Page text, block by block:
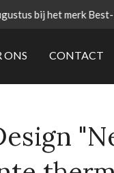
bij het merk
ONS CONTACT